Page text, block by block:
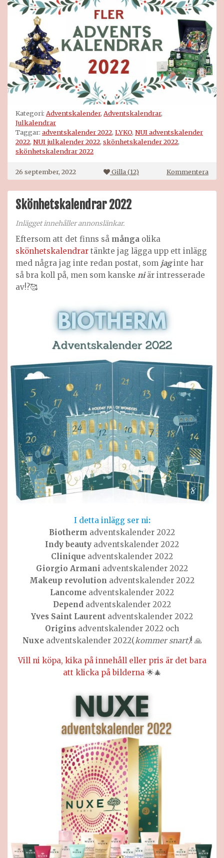
Kategori: Adventskalender, Adventskalendrar,
Julkalendrar
Taggar: adventskalender 2022, LYKO, NUI adventskalender
2022, NUI julkalender 2022, skönhetskalender 2022,
skönhetskalendrar 2022
26 september, 2022 Gilla (12) Kommenterapå
NUI
Skönhetskalendrar 2022
Inlägget innehåller annonslänkar.
Eftersom att det finns så många olika
skönhetskalendrar tänkte jag lägga upp ett inlägg
med några jag inte redan postat, som jaginte har
så bra koll på, men som kanske niär intresserade
av!?🥰
I detta inlägg ser ni:
Biotherm adventskalender 2022
Indy beauty adventskalender 2022
Clinique adventskalender 2022
Giorgio Armani adventskalender 2022
Makeup revolution adventskalender 2022
Lancome adventskalender 2022
Depend adventskalender 2022
Yves Saint Laurent adventskalender 2022
Origins adventskalender 2022 och
Nuxeadventskalender 2022(kommer snart)! 🙏
Vill ni köpa, kika på innehåll eller pris är det bara
att klicka på bilderna🌟🎄